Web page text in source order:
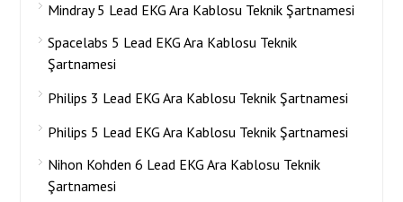
Mindray 5 Lead EKG Ara Kablosu Teknik Şartnamesi
Spacelabs 5 Lead EKG Ara Kablosu Teknik
Şartnamesi
Philips 3 Lead EKG Ara Kablosu Teknik Şartnamesi
Philips 5 Lead EKG Ara Kablosu Teknik Şartnamesi
Nihon Kohden 6 Lead EKG Ara Kablosu Teknik
Şartnamesi